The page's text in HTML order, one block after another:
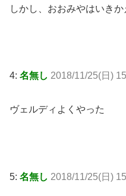
しかし、おおみやはいき
4: 名無し 2018/11/25(日)
ヴェルディよくやった
5: 名無し 2018/11/25(日)